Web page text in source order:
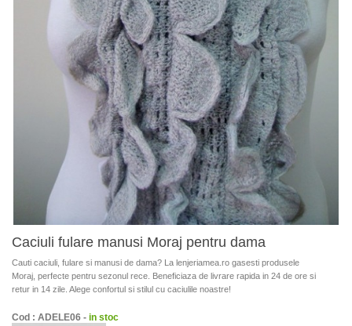
Caciuli fulare manusi Moraj pentru dama
Cauti caciuli, fulare si manusi de dama? La lenjeriamea.ro gasesti produsele
Moraj, perfecte pentru sezonul rece. Beneficiaza de livrare rapida in 24 de ore si
retur in 14 zile. Alege confortul si stilul cu caciulile noastre!
Cod : ADELE06 - in stoc